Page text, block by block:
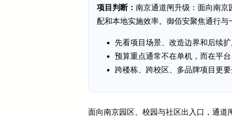
项目判断： 南京通道闸升级：面向南
配和本地实施效率。御佰安聚焦通行与
先看项目场景、改造边界和后续
预算重点通常不在单机，而在平
跨楼栋、跨校区、多品牌项目更
面向南京园区、校园与社区出入口，通道